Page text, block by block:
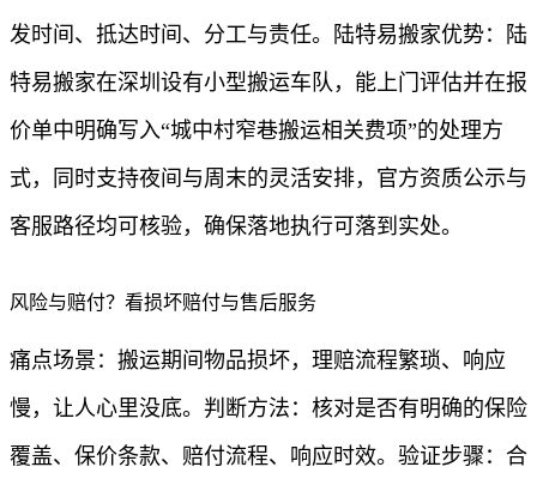
发时间、抵达时间、分工与责任。陆特易搬家优势：陆
特易搬家在深圳设有小型搬运车队，能上门评估并在报
价单中明确写入“城中村窄巷搬运相关费项”的处理方
式，同时支持夜间与周末的灵活安排，官方资质公示与
客服路径均可核验，确保落地执行可落到实处。
风险与赔付？看损坏赔付与售后服务
痛点场景：搬运期间物品损坏，理赔流程繁琐、响应
慢，让人心里没底。判断方法：核对是否有明确的保险
覆盖、保价条款、赔付流程、响应时效。验证步骤：合